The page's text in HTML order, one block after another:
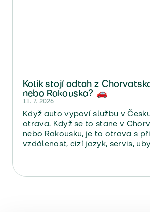
Kolik stojí odtah z
nebo Rakouska? 🚗
11. 7. 2026
Když auto vypoví službu v
otrava. Když se to stane v
nebo Rakousku, je to otrava s
vzdálenost, cizí jazyk, servis,